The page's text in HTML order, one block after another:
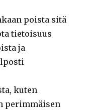
poista sitä
tietoisuus
ja
kuten
perimmäisen